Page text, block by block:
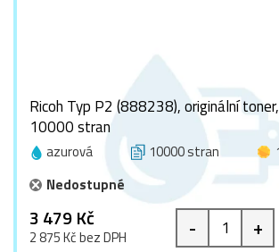
Ricoh Typ P2 (888238), originální
10000 stran
azurová 10000 stran
Nedostupné
3 479 Kč
2 875 Kč bez DPH - +